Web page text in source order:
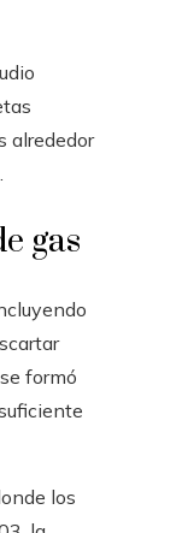
alrededor
gas
formó
los